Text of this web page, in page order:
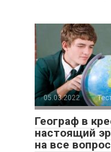
05.03.2022
Географ в
настоящий
на все